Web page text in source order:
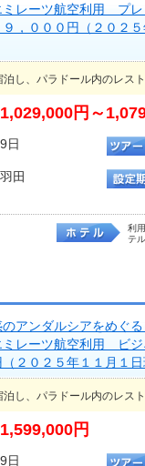
ミレーツ航空利用 プレ
，０００円（２０２５
し、パラドール内のレス
1,029,000円～
9日
羽田
利
テ
アンダルシアをめぐ
ミレーツ航空利用 ビジ
２０２５年１１月１日
し、パラドール内のレス
1,599,000円
9日